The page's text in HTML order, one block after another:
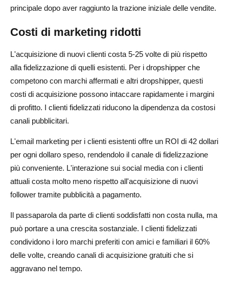
principale dopo aver raggiunto la trazione iniziale delle vendite.
Costi di marketing ridotti
L'acquisizione di nuovi clienti costa 5-25 volte di più rispetto
alla fidelizzazione di quelli esistenti. Per i dropshipper che
competono con marchi affermati e altri dropshipper, questi
costi di acquisizione possono intaccare rapidamente i margini
di profitto. I clienti fidelizzati riducono la dipendenza da costosi
canali pubblicitari.
L'email marketing per i clienti esistenti offre un ROI di 42 dollari
per ogni dollaro speso, rendendolo il canale di fidelizzazione
più conveniente. L'interazione sui social media con i clienti
attuali costa molto meno rispetto all'acquisizione di nuovi
follower tramite pubblicità a pagamento.
Il passaparola da parte di clienti soddisfatti non costa nulla, ma
può portare a una crescita sostanziale. I clienti fidelizzati
condividono i loro marchi preferiti con amici e familiari il 60%
delle volte, creando canali di acquisizione gratuiti che si
aggravano nel tempo.